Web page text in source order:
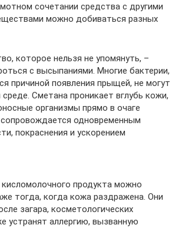
сочетании средства с другими
можно добиваться разных
которое нельзя не упомянуть, –
с высыпаниями. Многие бактерии,
причиной появления прыщей, не могут
Сметана проникает вглубь кожи,
организмы прямо в очаге
одновременным
покраснения и ускорением
продукта можно
тогда, когда кожа раздражена. Они
загара, косметологических
устранят аллергию, вызванную